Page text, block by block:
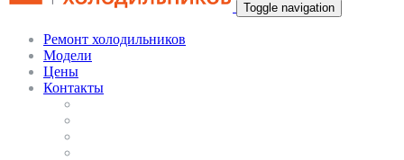
Toggle navigation
Ремонт холодильников
Модели
Цены
Контакты